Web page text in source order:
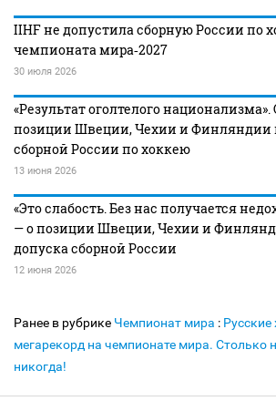
IIHF не допустила сборную России по
чемпионата мира‑2027
30 июля 2026
«Результат оголтелого
позиции Швеции, Чехии и Финляндии
сборной России по хоккею
13 июня 2026
«Это слабость. Без нас получается
— о позиции Швеции, Чехии и
допуска сборной России
12 июня 2026
Ранее в рубрике Чемпионат мира : Русские
мегарекорд на чемпионате мира. Столько
никогда!